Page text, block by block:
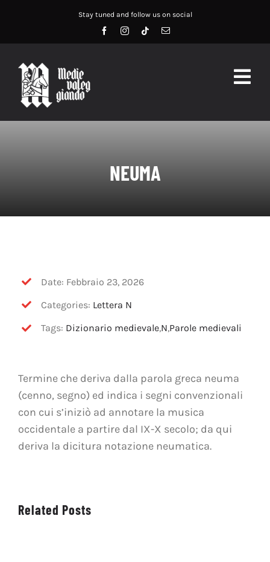
contenuto
Stay tuned and follow us on social
HOME
DIDATTICA
OFF TOPIC
CONTATTI
NEUMA
Date: Febbraio 23, 2026
Categories: Lettera N
Tags: Dizionario medievale,N,Parole medievali
Termine che deriva dalla parola greca neuma
(cenno, segno) ed indica i segni convenzionali
con cui s’iniziò ad annotare la musica
occidentale a partire dal IX-X secolo; da qui
deriva la dicitura notazione neumatica.
Related Posts